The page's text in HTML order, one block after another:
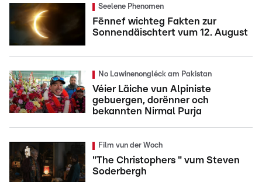
Seelene Phenomen
Fënnef wichteg Fakten zur
Sonnendäischtert vum 12. August
No Lawinenongléck am Pakistan
Véier Läiche vun Alpiniste
gebuergen, dorënner och
bekannten Nirmal Purja
Film vun der Woch
"The Christophers " vum Steven
Soderbergh